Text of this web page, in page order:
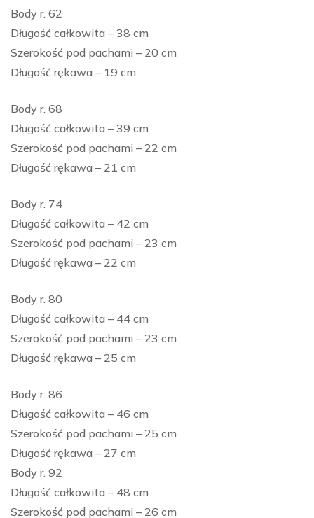
Body r. 62
Długość całkowita – 38 cm
Szerokość pod pachami – 20 cm
Długość rękawa – 19 cm
Body r. 68
Długość całkowita – 39 cm
Szerokość pod pachami – 22 cm
Długość rękawa – 21 cm
Body r. 74
Długość całkowita – 42 cm
Szerokość pod pachami – 23 cm
Długość rękawa – 22 cm
Body r. 80
Długość całkowita – 44 cm
Szerokość pod pachami – 23 cm
Długość rękawa – 25 cm
Body r. 86
Długość całkowita – 46 cm
Szerokość pod pachami – 25 cm
Długość rękawa – 27 cm
Body r. 92
Długość całkowita – 48 cm
Szerokość pod pachami – 26 cm